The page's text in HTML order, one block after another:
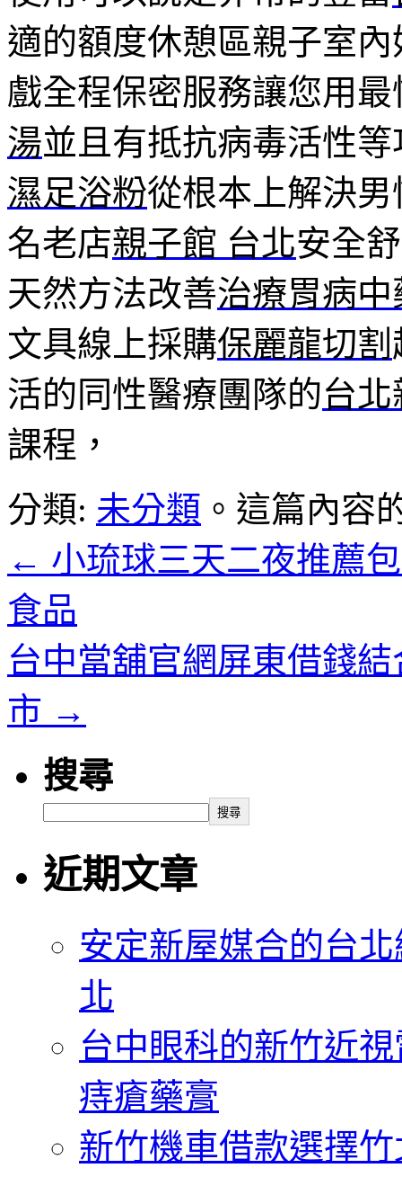
適的額度休憩區親子室
戲全程保密服務讓您用
湯並且有抵抗病毒活性
濕足浴粉從根本上解決
名老店親子館 台北安全
天然方法改善治療胃病中
文具線上採購保麗龍切割
活的同性醫療團隊的台
課程，
分類: 未分類 。這篇內容
← 小琉球三天二夜推薦
食品
台中當舖官網屏東借錢
市 →
搜尋
搜尋
近期文章
安定新屋媒合的台
北
台中眼科的新竹近
痔瘡藥膏
新竹機車借款選擇